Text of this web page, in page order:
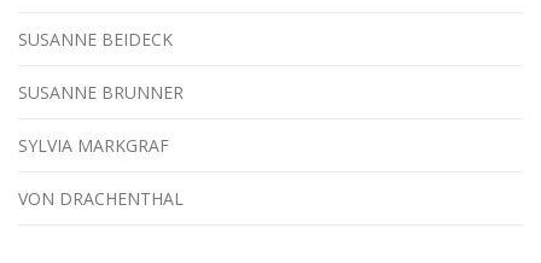
SUSANNE BEIDECK
SUSANNE BRUNNER
SYLVIA MARKGRAF
VON DRACHENTHAL